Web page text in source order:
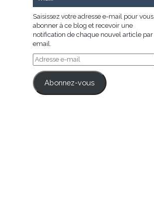
Saisissez votre adresse e-mail pour vous
abonner à ce blog et recevoir une
notification de chaque nouvel article par
email.
Adresse
e-
mail
Abonnez-vous